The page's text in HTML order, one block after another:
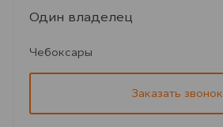
Один владелец
Чебоксары
Заказать звонок